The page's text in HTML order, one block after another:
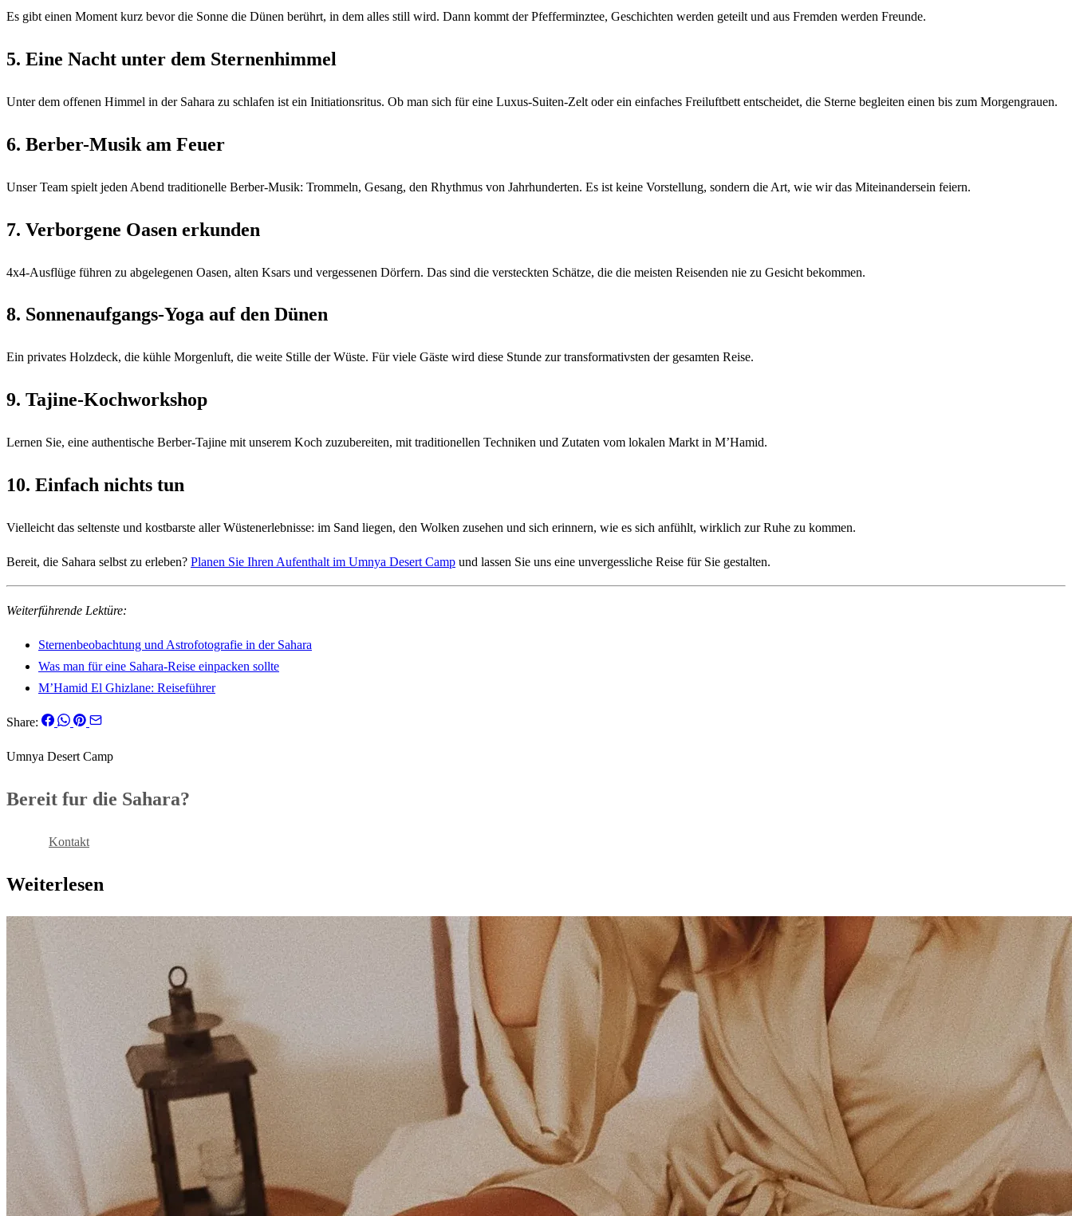
Es gibt einen Moment kurz bevor die Sonne die Dünen berührt, in dem alles still wird. Dann kommt der Pfefferminztee, Geschichten werden geteilt und aus Fremden werden Freunde.
5. Eine Nacht unter dem Sternenhimmel
Unter dem offenen Himmel in der Sahara zu schlafen ist ein Initiationsritus. Ob man sich für eine Luxus-Suiten-Zelt oder ein einfaches Freiluftbett entscheidet, die Sterne begleiten einen bis zum Morgengrauen.
6. Berber-Musik am Feuer
Unser Team spielt jeden Abend traditionelle Berber-Musik: Trommeln, Gesang, den Rhythmus von Jahrhunderten. Es ist keine Vorstellung, sondern die Art, wie wir das Miteinandersein feiern.
7. Verborgene Oasen erkunden
4x4-Ausflüge führen zu abgelegenen Oasen, alten Ksars und vergessenen Dörfern. Das sind die versteckten Schätze, die die meisten Reisenden nie zu Gesicht bekommen.
8. Sonnenaufgangs-Yoga auf den Dünen
Ein privates Holzdeck, die kühle Morgenluft, die weite Stille der Wüste. Für viele Gäste wird diese Stunde zur transformativsten der gesamten Reise.
9. Tajine-Kochworkshop
Lernen Sie, eine authentische Berber-Tajine mit unserem Koch zuzubereiten, mit traditionellen Techniken und Zutaten vom lokalen Markt in M’Hamid.
10. Einfach nichts tun
Vielleicht das seltenste und kostbarste aller Wüstenerlebnisse: im Sand liegen, den Wolken zusehen und sich erinnern, wie es sich anfühlt, wirklich zur Ruhe zu kommen.
Bereit, die Sahara selbst zu erleben? Planen Sie Ihren Aufenthalt im Umnya Desert Camp und lassen Sie uns eine unvergessliche Reise für Sie gestalten.
Weiterführende Lektüre:
Sternenbeobachtung und Astrofotografie in der Sahara
Was man für eine Sahara-Reise einpacken sollte
M’Hamid El Ghizlane: Reiseführer
Share:
Umnya Desert Camp
Bereit fur die Sahara?
Kontakt
Weiterlesen